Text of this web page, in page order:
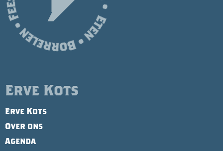
Erve Kots
Erve Kots
Over ons
Agenda